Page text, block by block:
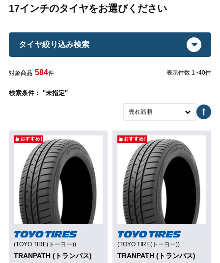
17インチのタイヤをお選びください
タイヤ絞り込み検索
対象商品 584件 表示件数 1~40件
検索条件： "未指定"
売れ筋順
(TOYO TIRE(トーヨー))
TRANPATH (トランパス)
(TOYO TIRE(トーヨー))
TRANPATH (トランパス)